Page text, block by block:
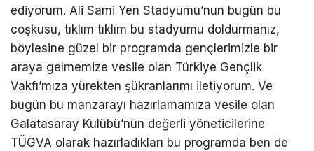
ediyorum. Ali Sami Yen Stadyumu’nun bugün bu
coşkusu, tıklım tıklım bu stadyumu doldurmanız,
böylesine güzel bir programda gençlerimizle bir
araya gelmemize vesile olan Türkiye Gençlik
Vakfı’mıza yürekten şükranlarımı iletiyorum. Ve
bugün bu manzarayı hazırlamamıza vesile olan
Galatasaray Kulübü’nün değerli yöneticilerine
TÜGVA olarak hazırladıkları bu programda ben de